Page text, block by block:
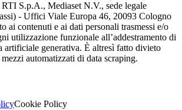
S.p.A., Mediaset N.V., sede legale
- Uffici Viale Europa 46, 20093 Cologno
ai contenuti e ai dati personali trasmessi e/o
utilizzazione funzionale all’addestramento di
artificiale generativa. È altresì fatto divieto
automatizzati di data scraping.
Cookie Policy